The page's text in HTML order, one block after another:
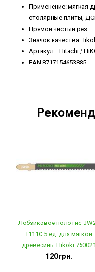
Применение: мягкая
столярные плиты,
Прямой чистый рез.
Значок качества
Артикул: Hitachi /
EAN 8717154653885.
Лобзиковое полотно
T111C 5 ед. для мягкой
древесины Hikoki 750021
120грн.